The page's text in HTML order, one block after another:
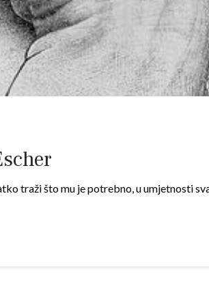
traži što mu je potrebno, u umjetnosti